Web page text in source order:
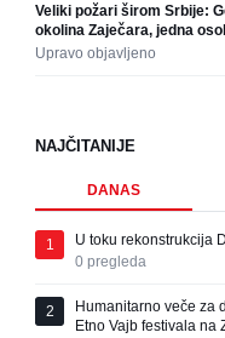
Veliki požari širom Srbije:
okolina Zaječara, jedna
Upravo objavljeno
NAJČITANIJE
DANAS
1
U toku rekonstrukcija
0 pregleda
2
Humanitarno veče za
Etno Vajb festivala na